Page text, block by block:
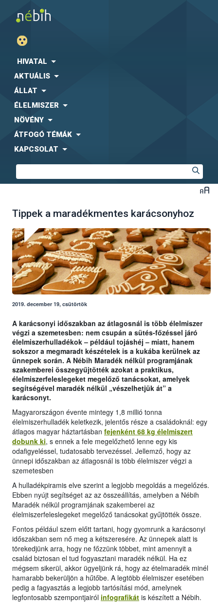
HIVATAL
AKTUÁLIS
ÁLLAT
ÉLELMISZER
NÖVÉNY
ÁTFOGÓ TÉMÁK
KAPCSOLAT
Tippek a maradékmentes karácsonyhoz
2019. december 19, csütörtök
A karácsonyi időszakban az átlagosnál is több élelmiszer
végzi a szemetesben: nem csupán a sütés-főzéssel járó
élelmiszerhulladékok – például tojáshéj – miatt, hanem
sokszor a megmaradt készételek is a kukába kerülnek az
ünnepek során. A Nébih Maradék nélkül programjának
szakemberei összegyűjtötték azokat a praktikus,
élelmiszerfeleslegeket megelőző tanácsokat, amelyek
segítségével maradék nélkül „vészelhetjük át” a
karácsonyt.
Magyarországon évente mintegy 1,8 millió tonna
élelmiszerhulladék keletkezik, jelentős része a családoknál: egy
átlagos magyar háztartásban fejenként 68 kg élelmiszert
dobunk ki, s ennek a fele megelőzhető lenne egy kis
odafigyeléssel, tudatosabb tervezéssel. Jellemző, hogy az
ünnepi időszakban az átlagosnál is több élelmiszer végzi a
szemetesben
A hulladékpiramis elve szerint a legjobb megoldás a megelőzés.
Ebben nyújt segítséget az az összeállítás, amelyben a Nébih
Maradék nélkül programjának szakemberei az
élelmiszerfeleslegeket megelőző tanácsokat gyűjtötték össze.
Fontos például szem előtt tartani, hogy gyomrunk a karácsonyi
időszakban sem nő meg a kétszeresére. Az ünnepek alatt is
törekedjünk arra, hogy ne főzzünk többet, mint amennyit a
család biztosan el tud fogyasztani maradék nélkül. Ha ez
mégsem sikerül, akkor ügyeljünk rá, hogy az ételmaradék minél
hamarabb bekerüljön a hűtőbe. A legtöbb élelmiszer esetében
pedig a fagyasztás a legjobb tartósítási mód, amelynek
legfontosabb szempontjairól infografikát is készített a Nébih.